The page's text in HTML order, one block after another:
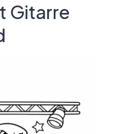
Gitarre